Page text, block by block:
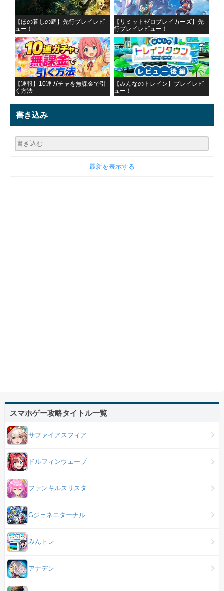
【ほの暮しの庭】先行プレイレビ
ュー！
【リミットゼロブレイカーズ】先
行プレイレビュー！
【速報】10連ガチャを無課金で引
く方法
【みんなのトレイン】プレイレビ
ュー！
書き込み
最新を表示する
スマホゲー攻略タイトル一覧
サファイアスフィア
ドルフィンウェーブ
ファンキルスリスタ
Gジェネエターナル
みんトレ
アナデン